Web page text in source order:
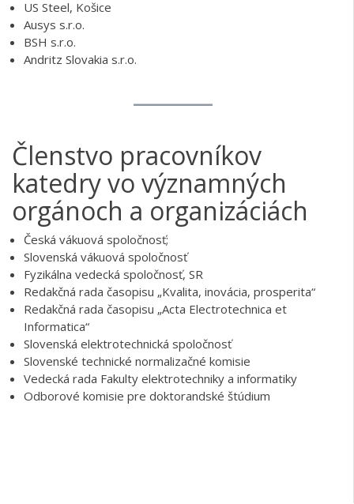
katedry vo významných
orgánoch a organizáciách
Česká vákuová spoločnosť;
Slovenská vákuová spoločnosť
Fyzikálna vedecká spoločnosť, SR
Redakčná rada časopisu „Kvalita, inovácia, prosperita“
Redakčná rada časopisu „Acta Electrotechnica et
Informatica“
Slovenská elektrotechnická spoločnosť
Slovenské technické normalizačné komisie
Vedecká rada Fakulty elektrotechniky a informatiky
Odborové komisie pre doktorandské štúdium